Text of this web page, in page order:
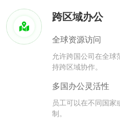
跨区域办公
全球资源访问
允许跨国公司在全球
持跨区域协作。
多国办公灵活性
员工可以在不同国家
制。